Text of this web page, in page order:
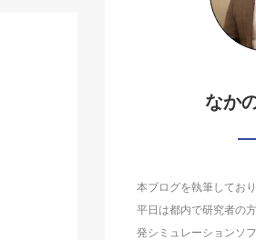
なか
本ブログを執筆してお
平日は都内で研究者の
発シミュレーションソ